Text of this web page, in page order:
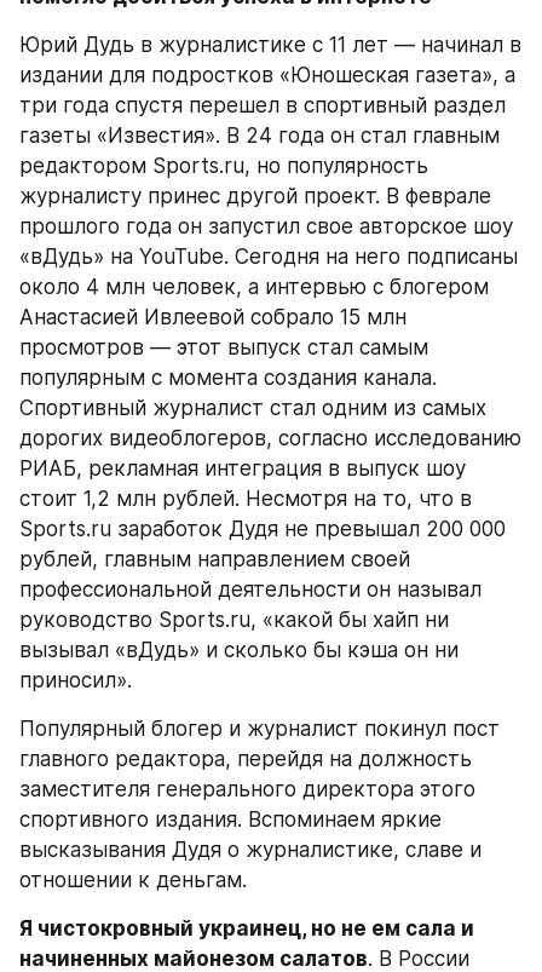
Юрий Дудь в журналистике с 11 лет — начинал в
издании для подростков «Юношеская газета», а
три года спустя перешел в спортивный раздел
газеты «Известия». В 24 года он стал главным
редактором Sports.ru, но популярность
журналисту принес другой проект. В феврале
прошлого года он запустил свое авторское шоу
«вДудь» на YouTube. Сегодня на него подписаны
около 4 млн человек, а интервью с блогером
Анастасией Ивлеевой собрало 15 млн
просмотров — этот выпуск стал самым
популярным с момента создания канала.
Спортивный журналист стал одним из самых
дорогих видеоблогеров, согласно исследованию
РИАБ, рекламная интеграция в выпуск шоу
стоит 1,2 млн рублей. Несмотря на то, что в
Sports.ru заработок Дудя не превышал 200 000
рублей, главным направлением своей
профессиональной деятельности он называл
руководство Sports.ru, «какой бы хайп ни
вызывал «вДудь» и сколько бы кэша он ни
приносил».
Популярный блогер и журналист покинул пост
главного редактора, перейдя на должность
заместителя генерального директора этого
спортивного издания. Вспоминаем яркие
высказывания Дудя о журналистике, славе и
отношении к деньгам.
Я чистокровный украинец, но не ем сала и
начиненных майонезом салатов. В России